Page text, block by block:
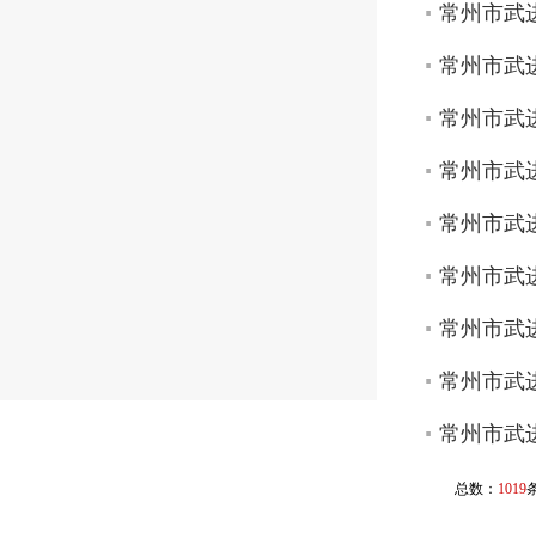
常州市武
常州市武
常州市武
常州市武
常州市武
常州市武
常州市武
常州市武
常州市武
总数： 1019